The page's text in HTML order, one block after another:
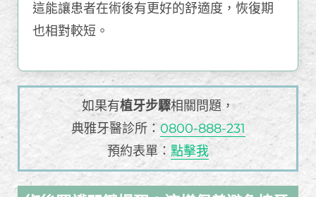
這能讓患者在術後有更好的舒適度，恢復期
也相對較短。
如果有植牙步驟相關問題，
典雅牙醫診所： 0800-888-231
預約表單： 點擊我